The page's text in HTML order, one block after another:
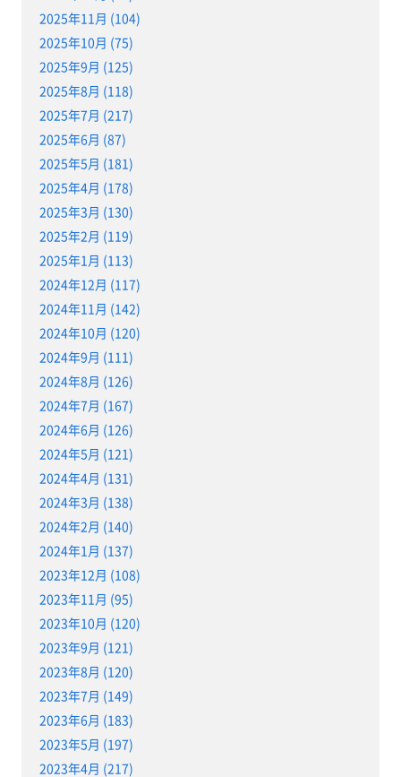
2025年11月 (104)
2025年10月 (75)
2025年9月 (125)
2025年8月 (118)
2025年7月 (217)
2025年6月 (87)
2025年5月 (181)
2025年4月 (178)
2025年3月 (130)
2025年2月 (119)
2025年1月 (113)
2024年12月 (117)
2024年11月 (142)
2024年10月 (120)
2024年9月 (111)
2024年8月 (126)
2024年7月 (167)
2024年6月 (126)
2024年5月 (121)
2024年4月 (131)
2024年3月 (138)
2024年2月 (140)
2024年1月 (137)
2023年12月 (108)
2023年11月 (95)
2023年10月 (120)
2023年9月 (121)
2023年8月 (120)
2023年7月 (149)
2023年6月 (183)
2023年5月 (197)
2023年4月 (217)